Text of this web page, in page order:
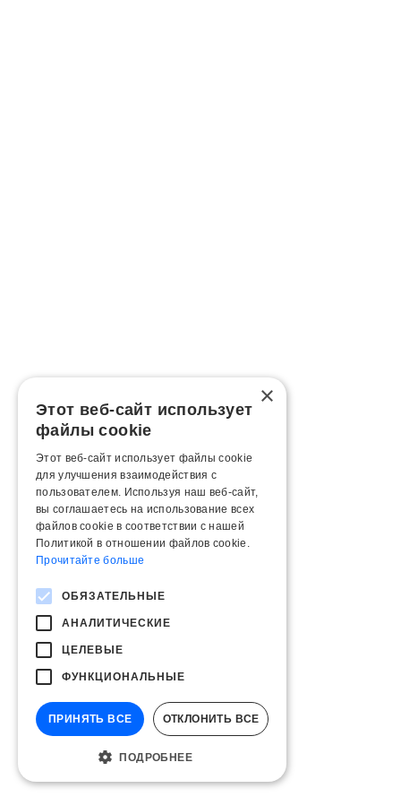
×
Этот веб-сайт использует
файлы cookie
Этот веб-сайт использует файлы cookie
для улучшения взаимодействия с
пользователем. Используя наш веб-сайт,
вы соглашаетесь на использование всех
файлов cookie в соответствии с нашей
Политикой в ​​отношении файлов cookie.
Прочитайте больше
ОБЯЗАТЕЛЬНЫЕ
АНАЛИТИЧЕСКИЕ
ЦЕЛЕВЫЕ
ФУНКЦИОНАЛЬНЫЕ
ПРИНЯТЬ ВСЕ ОТКЛОНИТЬ ВСЕ
ПОДРОБНЕЕ